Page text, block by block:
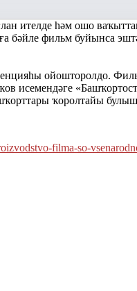
ителде һәм ошо
бәйле фильм буйынса
ойошторолдо.
исемендәге
ҡоролтайы
filma-so-